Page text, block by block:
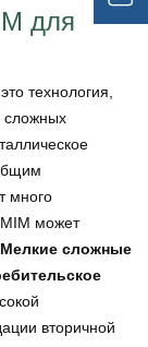
для
технология,
сложных
много
может
Мелкие сложные
вторичной